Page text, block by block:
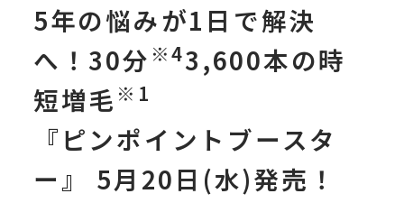
5年の悩みが1日で解決
へ！30分 ※43,600本の時
短増毛 ※1
『ピンポイントブースタ
ー』 5月20日(水)発売！